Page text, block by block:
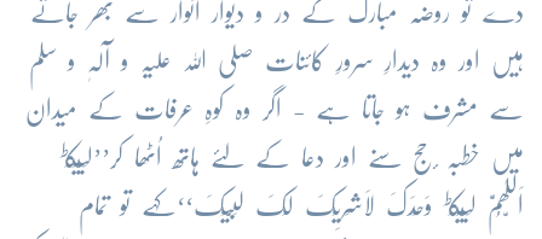
دے تو روضہ مبارک کے در و دیوار انوار سے بھر جاتے
ہیں اور وہ دیدارِ سرورِ کائنات صلی اللہ علیہ و آلہٖ و سلم
سے مشرف ہو جاتا ہے - اگر وہ کوہِ عرفات کے میدان
میں خطبہ ٔحج سنے اور دعا کے لئے ہاتھ اُٹھا کر ’’لَبَّیْکَط
اَللّٰھُمَّ لَبَّیْکَطوَحْدَکَ لَاشَرِیْکَ لَکَ لَبَّیْکَ‘‘ کہے تو تمام